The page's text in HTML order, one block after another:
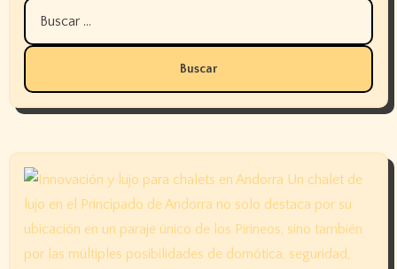
Buscar: